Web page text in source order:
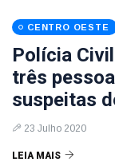
CENTRO OESTE
Polícia
três
suspeitas
23 Julho 2020
LEIA MAIS